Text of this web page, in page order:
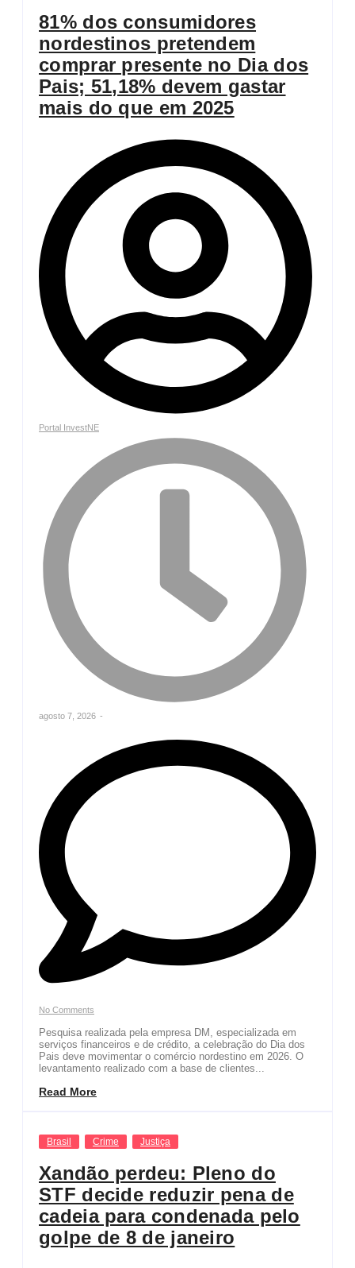
81% dos consumidores
nordestinos pretendem
comprar presente no Dia dos
Pais; 51,18% devem gastar
mais do que em 2025
Portal InvestNE
agosto 7, 2026 -
No Comments
Pesquisa realizada pela empresa DM, especializada em
serviços financeiros e de crédito, a celebração do Dia dos
Pais deve movimentar o comércio nordestino em 2026. O
levantamento realizado com a base de clientes...
Read More
Brasil Crime Justiça
Xandão perdeu: Pleno do
STF decide reduzir pena de
cadeia para condenada pelo
golpe de 8 de janeiro